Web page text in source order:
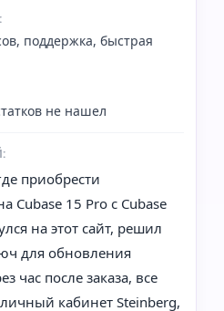
поддержка, быстрая
не нашел
приобрести
Cubase 15 Pro с Cubase
на этот сайт, решил
для обновления
час после заказа, все
кабинет Steinberg,